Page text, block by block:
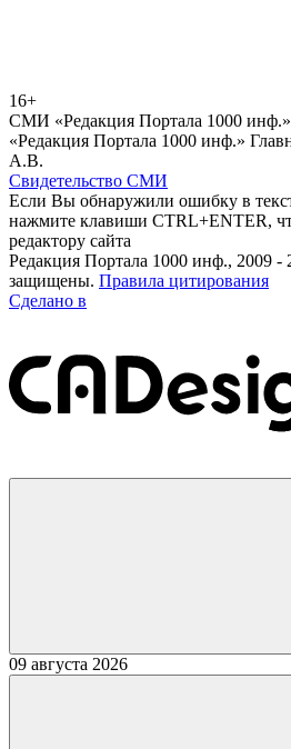
16+
СМИ «Редакция Портала 1000
«Редакция Портала 1000 инф.»
А.В.
Свидетельство СМИ
Если Вы обнаружили ошибку в
нажмите клавиши CTRL+ENTER,
редактору сайта
Редакция Портала 1000 инф., 2009 -
защищены. Правила цитирования
Сделано в
09 августа 2026